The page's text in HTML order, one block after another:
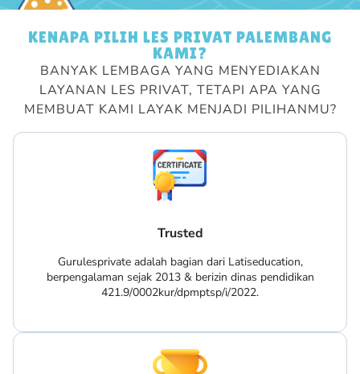
KENAPA PILIH LES PRIVAT PALEMBANG
KAMI?
BANYAK LEMBAGA YANG MENYEDIAKAN
LAYANAN LES PRIVAT, TETAPI APA YANG
MEMBUAT KAMI LAYAK MENJADI PILIHANMU?
Trusted
Gurulesprivate adalah bagian dari Latiseducation,
berpengalaman sejak 2013 & berizin dinas pendidikan
421.9/0002kur/dpmptsp/i/2022.